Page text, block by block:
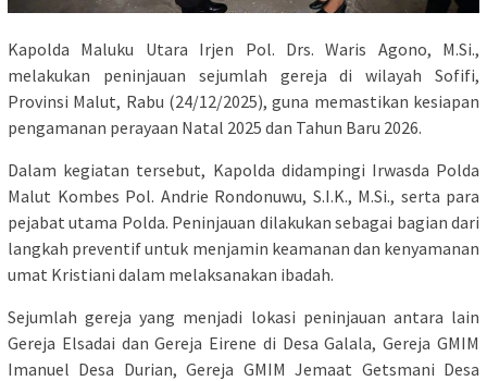
Kapolda Maluku Utara Irjen Pol. Drs. Waris Agono, M.Si.,
melakukan peninjauan sejumlah gereja di wilayah Sofifi,
Provinsi Malut, Rabu (24/12/2025), guna memastikan kesiapan
pengamanan perayaan Natal 2025 dan Tahun Baru 2026.
Dalam kegiatan tersebut, Kapolda didampingi Irwasda Polda
Malut Kombes Pol. Andrie Rondonuwu, S.I.K., M.Si., serta para
pejabat utama Polda. Peninjauan dilakukan sebagai bagian dari
langkah preventif untuk menjamin keamanan dan kenyamanan
umat Kristiani dalam melaksanakan ibadah.
Sejumlah gereja yang menjadi lokasi peninjauan antara lain
Gereja Elsadai dan Gereja Eirene di Desa Galala, Gereja GMIM
Imanuel Desa Durian, Gereja GMIM Jemaat Getsmani Desa